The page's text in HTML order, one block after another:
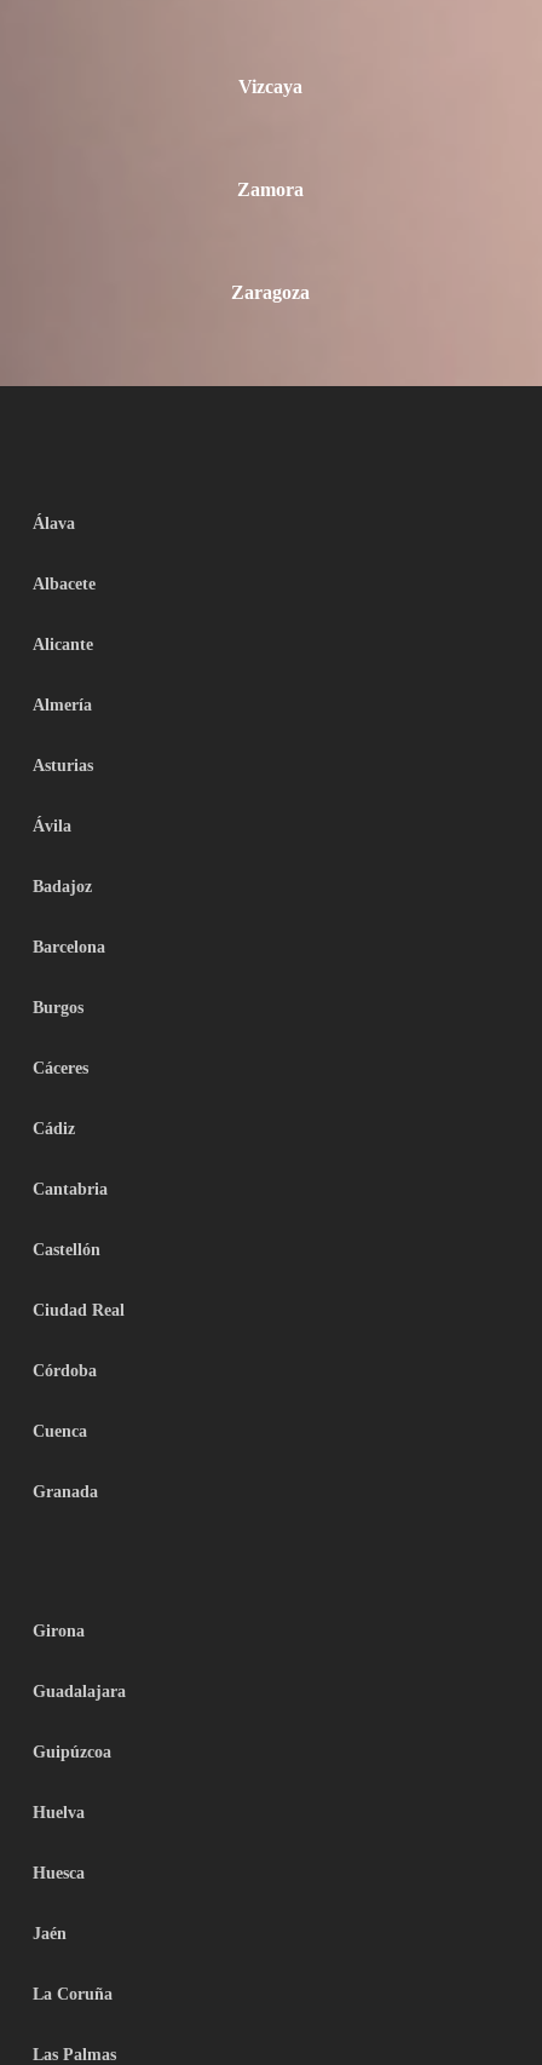
Vizcaya
Zamora
Zaragoza
Álava
Albacete
Alicante
Almería
Asturias
Ávila
Badajoz
Barcelona
Burgos
Cáceres
Cádiz
Cantabria
Castellón
Ciudad Real
Córdoba
Cuenca
Granada
Girona
Guadalajara
Guipúzcoa
Huelva
Huesca
Jaén
La Coruña
Las Palmas